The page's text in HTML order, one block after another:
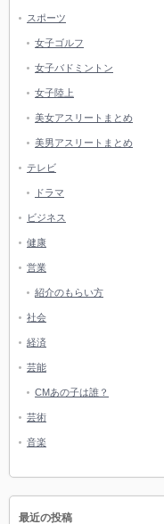
スポーツ
女子ゴルフ
女子バドミントン
女子陸上
美女アスリートまとめ
美男アスリートまとめ
テレビ
ドラマ
ビジネス
健康
営業
紹介のもらい方
社会
経済
芸能
CMあの子は誰？
芸術
音楽
最近の投稿